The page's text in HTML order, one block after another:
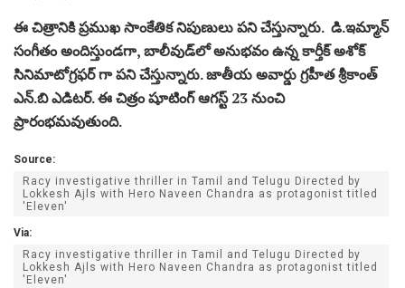
ఈ చిత్రానికి ప్రముఖ సాంకేతిక నిపుణులు పని చేస్తున్నారు. డి.ఇమ్మాన్
సంగీతం అందిస్తుండగా, బాలీవుడ్‌లో అనుభవం ఉన్న కార్తీక్ అశోక్
సినిమాటోగ్రఫర్ గా పని చేస్తున్నారు. జాతీయ అవార్డు గ్రహీత శ్రీకాంత్
ఎన్.బి ఎడిటర్. ఈ చిత్రం షూటింగ్ ఆగస్ట్ 23 నుంచి
ప్రారంభమవుతుంది.
Source:
Racy investigative thriller in Tamil and Telugu Directed by
Lokkesh Ajls with Hero Naveen Chandra as protagonist titled
'Eleven'
Via:
Racy investigative thriller in Tamil and Telugu Directed by
Lokkesh Ajls with Hero Naveen Chandra as protagonist titled
'Eleven'